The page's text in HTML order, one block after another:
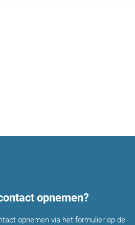
opnemen?
opnemen via het formulier op de